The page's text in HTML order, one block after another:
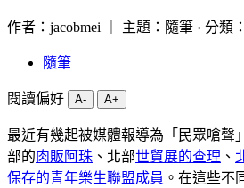
作者：jacobmei ｜ 主題：隨筆 · 分類
隨筆
閱讀偏好 A- A+
最近有幾起被媒體報導為「民眾嗆聲
部的肉販阿珠 、北部世貿展的查理 、
保存的青年樂生聯盟成員 。在這些不